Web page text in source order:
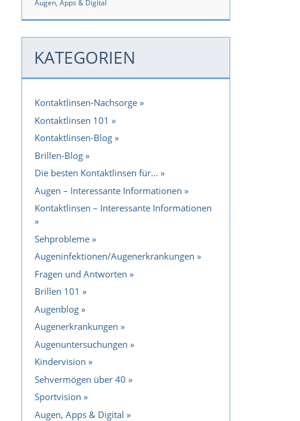
Augen, Apps & Digital
KATEGORIEN
Kontaktlinsen-Nachsorge
Kontaktlinsen 101
Kontaktlinsen-Blog
Brillen-Blog
Die besten Kontaktlinsen für...
Augen – Interessante Informationen
Kontaktlinsen – Interessante Informationen
Sehprobleme
Augeninfektionen/Augenerkrankungen
Fragen und Antworten
Brillen 101
Augenblog
Augenerkrankungen
Augenuntersuchungen
Kindervision
Sehvermögen über 40
Sportvision
Augen, Apps & Digital